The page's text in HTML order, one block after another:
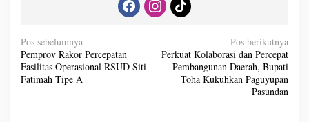
N
a
v
Pos sebelumnya
Pemprov Rakor Percepatan
Fasilitas Operasional RSUD Siti
Fatimah Tipe A
Pos berikutnya
Perkuat Kolaborasi dan Percepat
Pembangunan Daerah, Bupati
Toha Kukuhkan Paguyupan
Pasundan